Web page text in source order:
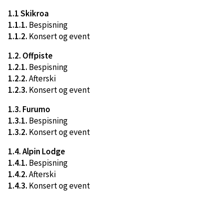
1.1 Skikroa
1.1.1. Bespisning
1.1.2. Konsert og event
1.2. Offpiste
1.2.1. Bespisning
1.2.2.Afterski
1.2.3. Konsert og event
1.3. Furumo
1.3.1. Bespisning
1.3.2. Konsert og event
1.4. Alpin Lodge
1.4.1. Bespisning
1.4.2.Afterski
1.4.3. Konsert og event